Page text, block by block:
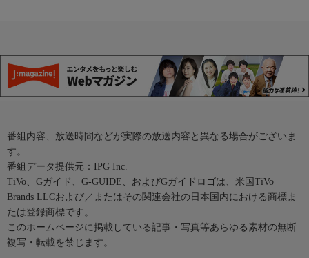
番組内容、放送時間などが実際の放送内容と異なる場合がございま
す。
番組データ提供元：IPG Inc.
TiVo、Gガイド、G-GUIDE、およびGガイドロゴは、米国TiVo
Brands LLCおよび／またはその関連会社の日本国内における商標ま
たは登録商標です。
このホームページに掲載している記事・写真等あらゆる素材の無断
複写・転載を禁じます。